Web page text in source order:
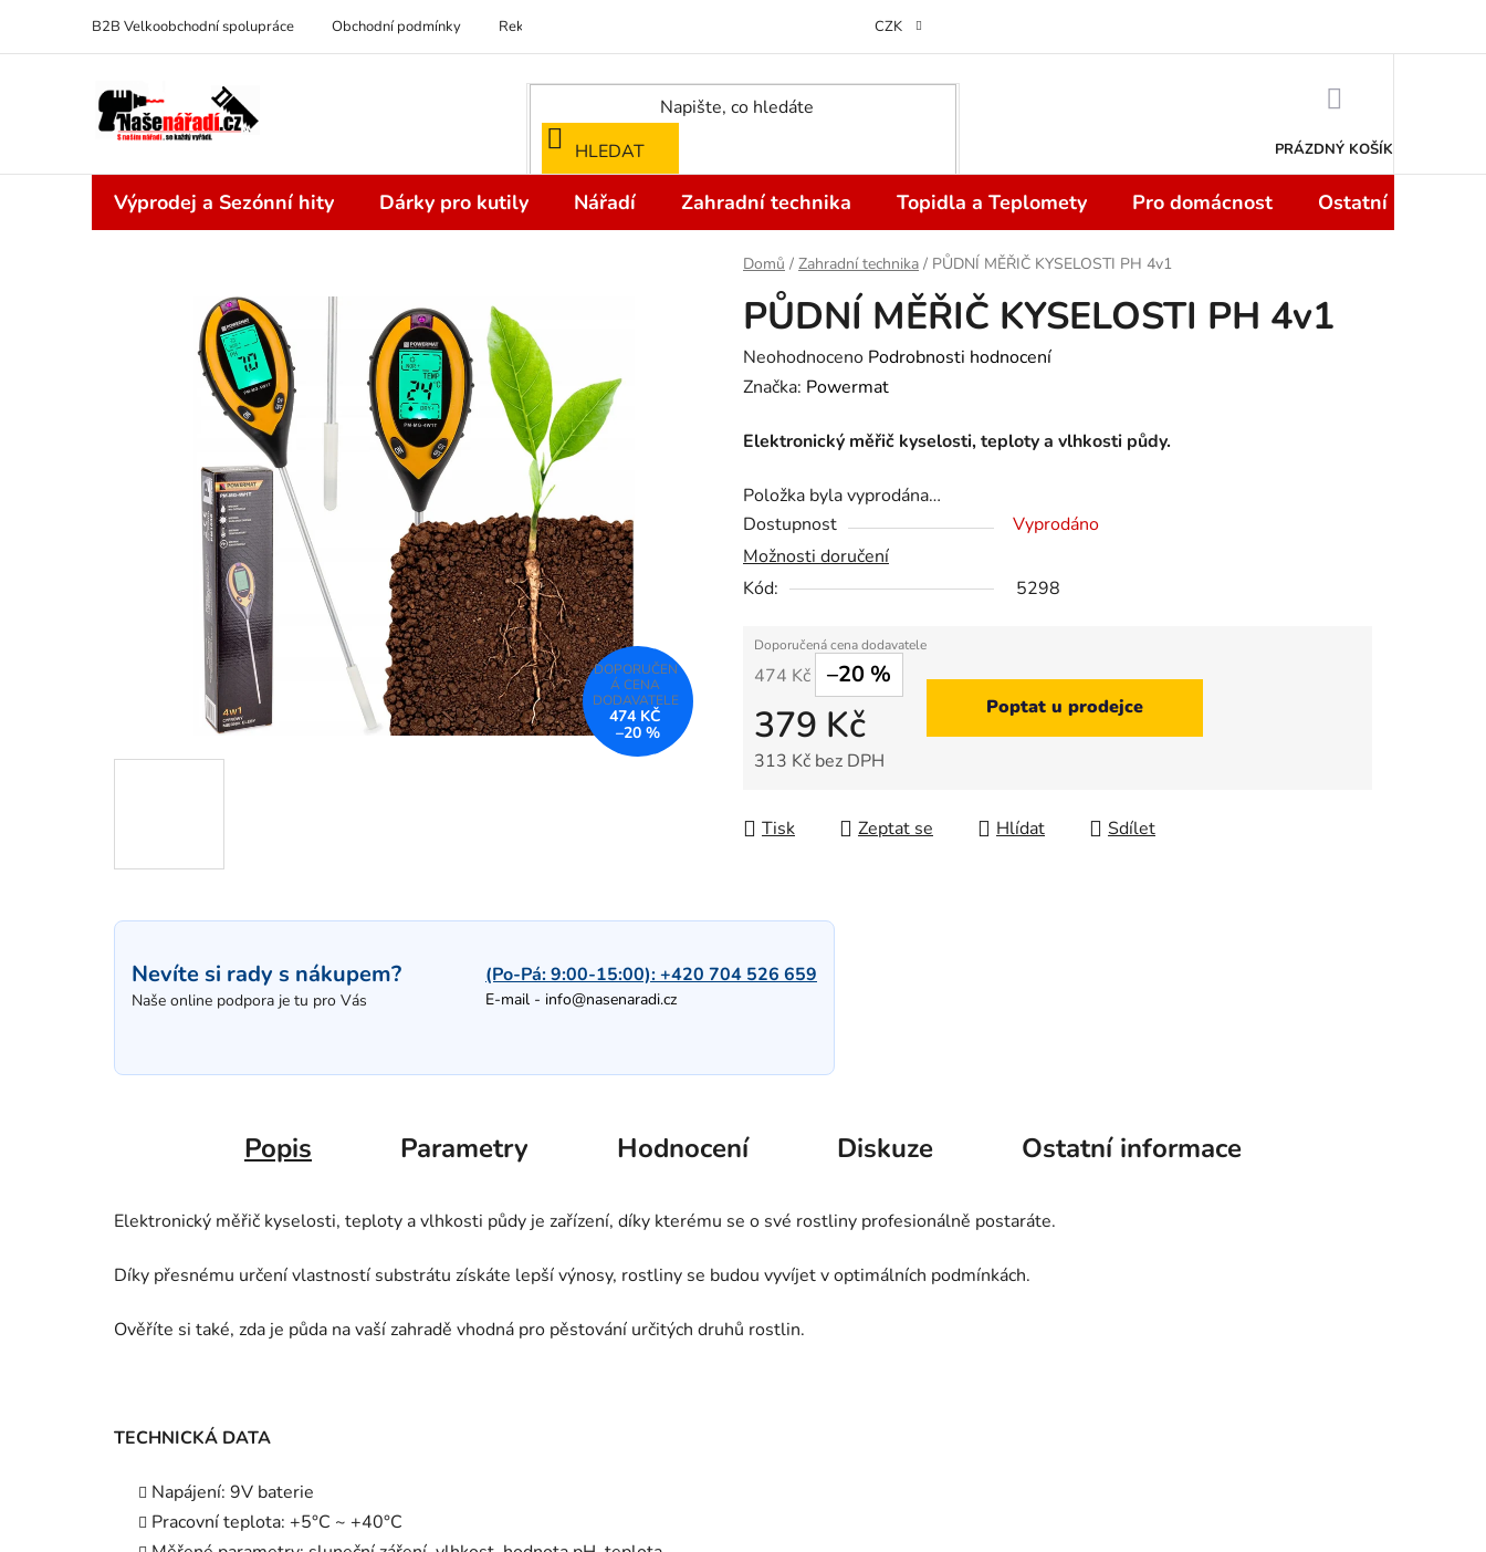
obsah
B2B Velkoobchodní spolupráce Obchodní podmínky Reklamace Odstoupení od kupní smlouvy do 14 dní
CZK
HLEDAT PRÁZDNÝ KOŠÍK
Výprodej a Sezónní hity Dárky pro kutily Nářadí Zahradní technika Topidla a Teplomety Pro domácnost Ostatní
Domů / Zahradní technika / PŮDNÍ MĚŘIČ KYSELOSTI PH 4v1
PŮDNÍ MĚŘIČ KYSELOSTI PH 4v1
Průměrné
hodnocení
je
z
5
hvězdiček.
Neohodnoceno Podrobnosti hodnocení
Značka: Powermat
Elektronický měřič kyselosti, teploty a vlhkosti půdy.
Položka byla vyprodána…
Dostupnost
Vyprodáno
Možnosti doručení
Kód:
5298
474 Kč –20 %
379 Kč
313 Kč bez DPH
Poptat u prodejce
Tisk Zeptat se Hlídat Sdílet
474 KČ
–20 %
Nevíte si rady s nákupem?
Naše online podpora je tu pro Vás
(Po-Pá: 9:00-15:00):+420 704 526 659
E-mail - info@nasenaradi.cz
Popis Parametry Hodnocení Diskuze Ostatní informace
Elektronický měřič kyselosti, teploty a vlhkosti půdy je zařízení, díky kterému se o své rostliny profesionálně postaráte.
Díky přesnému určení vlastností substrátu získáte lepší výnosy, rostliny se budou vyvíjet v optimálních podmínkách.
Ověříte si také, zda je půda na vaší zahradě vhodná pro pěstování určitých druhů rostlin.
TECHNICKÁ DATA
Napájení: 9V baterie
Pracovní teplota: +5°C ~ +40°C